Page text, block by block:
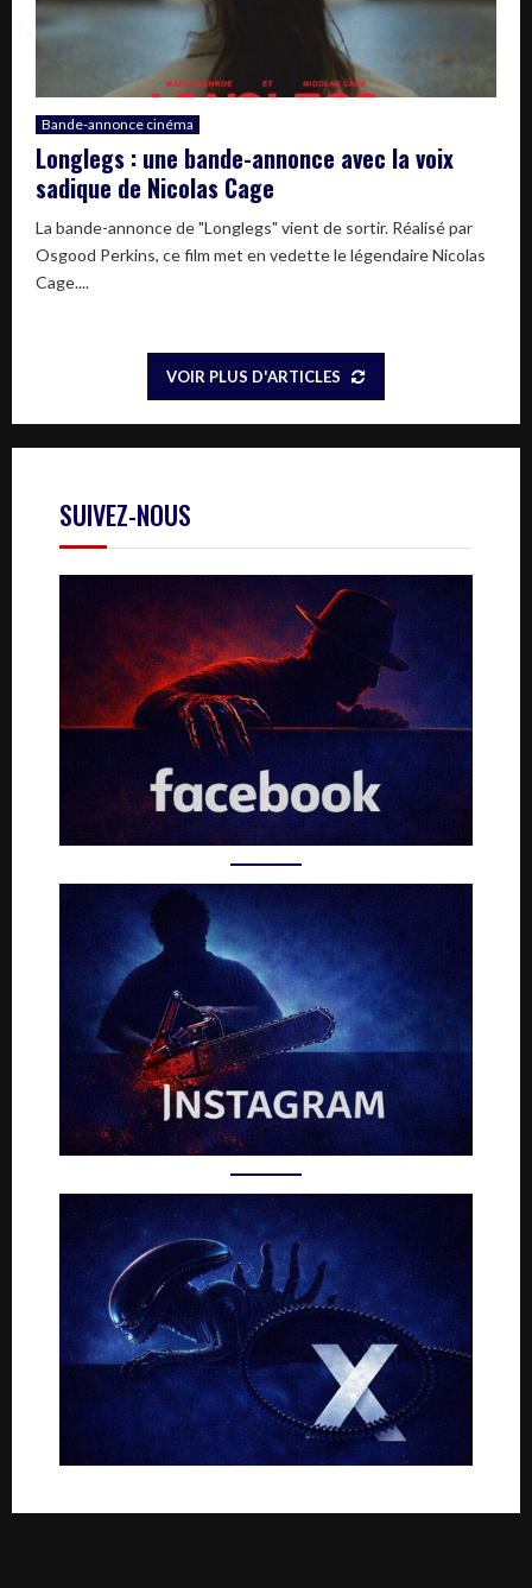
Bande-annonce cinéma
Longlegs : une bande-annonce avec la voix
sadique de Nicolas Cage
La bande-annonce de "Longlegs" vient de sortir. Réalisé par
Osgood Perkins, ce film met en vedette le légendaire Nicolas
Cage....
VOIR PLUS D'ARTICLES
SUIVEZ-NOUS